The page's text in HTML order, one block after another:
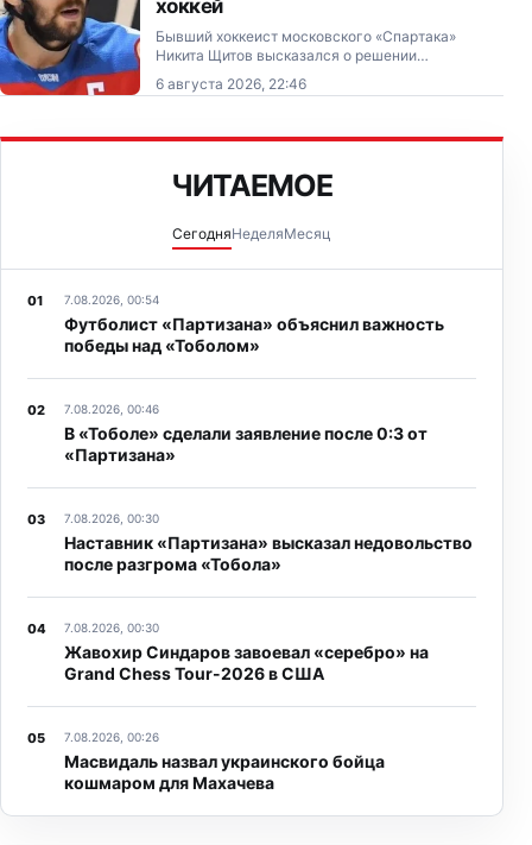
хоккей
Бывший хоккеист московского «Спартака»
Никита Щитов высказался о решении
не допустить сборную России до участия в
6 августа 2026, 22:46
ЧИТАЕМОЕ
СегодняНеделяМесяц
7.08.2026, 00:54
Футболист «Партизана» объяснил важность
победы над «Тоболом»
7.08.2026, 00:46
В «Тоболе» сделали заявление после 0:3 от
«Партизана»
7.08.2026, 00:30
Наставник «Партизана» высказал недовольство
после разгрома «Тобола»
7.08.2026, 00:30
Жавохир Синдаров завоевал «серебро» на
Grand Chess Tour-2026 в США
7.08.2026, 00:26
Масвидаль назвал украинского бойца
кошмаром для Махачева